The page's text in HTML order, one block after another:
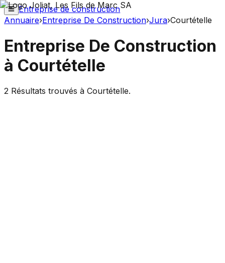
Entreprise de construction
Annuaire›Entreprise De Construction›Jura›Courtételle
Entreprise De Construction
à Courtételle
2 Résultats trouvés à Courtételle.